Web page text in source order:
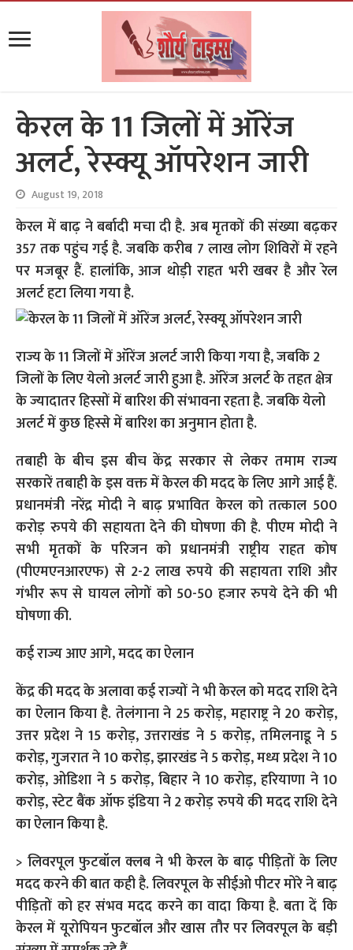
केरल के 11 जिलों में ऑरेंज
अलर्ट, रेस्क्यू ऑपरेशन जारी
August 19, 2018
केरल में बाढ़ ने बर्बादी मचा दी है. अब मृतकों की संख्या बढ़कर
357 तक पहुंच गई है. जबकि करीब 7 लाख लोग शिविरों में रहने
पर मजबूर हैं. हालांकि, आज थोड़ी राहत भरी खबर है और रेल
अलर्ट हटा लिया गया है.
राज्य के 11 जिलों में ऑरेंज अलर्ट जारी किया गया है, जबकि 2
जिलों के लिए येलो अलर्ट जारी हुआ है. ऑरेंज अलर्ट के तहत क्षेत्र
के ज्यादातर हिस्सों में बारिश की संभावना रहता है. जबकि येलो
अलर्ट में कुछ हिस्से में बारिश का अनुमान होता है.
तबाही के बीच इस बीच केंद्र सरकार से लेकर तमाम राज्य
सरकारें तबाही के इस वक्त में केरल की मदद के लिए आगे आई हैं.
प्रधानमंत्री नरेंद्र मोदी ने बाढ़ प्रभावित केरल को तत्काल 500
करोड़ रुपये की सहायता देने की घोषणा की है. पीएम मोदी ने
सभी मृतकों के परिजन को प्रधानमंत्री राष्ट्रीय राहत कोष
(पीएमएनआरएफ) से 2-2 लाख रुपये की सहायता राशि और
गंभीर रूप से घायल लोगों को 50-50 हजार रुपये देने की भी
घोषणा की.
कई राज्य आए आगे, मदद का ऐलान
केंद्र की मदद के अलावा कई राज्यों ने भी केरल को मदद राशि देने
का ऐलान किया है. तेलंगाना ने 25 करोड़, महाराष्ट्र ने 20 करोड़,
उत्तर प्रदेश ने 15 करोड़, उत्तराखंड ने 5 करोड़, तमिलनाडू ने 5
करोड़, गुजरात ने 10 करोड़, झारखंड ने 5 करोड़, मध्य प्रदेश ने 10
करोड़, ओडिशा ने 5 करोड़, बिहार ने 10 करोड़, हरियाणा ने 10
करोड़, स्टेट बैंक ऑफ इंडिया ने 2 करोड़ रुपये की मदद राशि देने
का ऐलान किया है.
> लिवरपूल फुटबॉल क्लब ने भी केरल के बाढ़ पीड़ितों के लिए
मदद करने की बात कही है. लिवरपूल के सीईओ पीटर मोरे ने बाढ़
पीड़ितों को हर संभव मदद करने का वादा किया है. बता दें कि
केरल में यूरोपियन फुटबॉल और खास तौर पर लिवरपूल के बड़ी